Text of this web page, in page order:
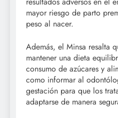
mayor riesgo de parto
peso al nacer.
Además, el Minsa resalta
mantener una dieta
consumo de azúcares y
como informar al
gestación para que los
adaptarse de manera